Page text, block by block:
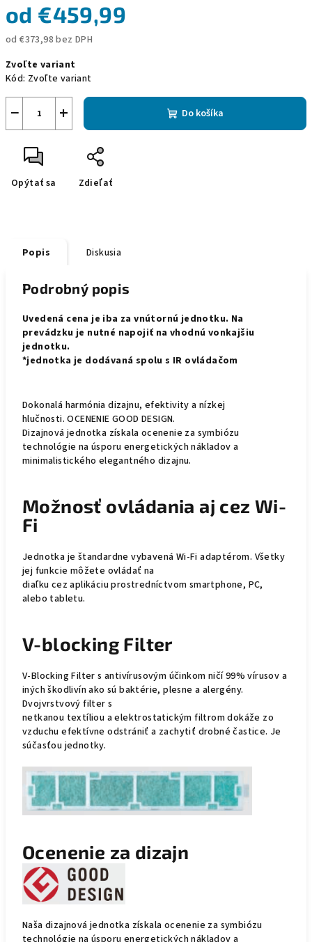
od €459,99
od€373,98 bez DPH
cena:
Zvoľte variant
Kód: Zvoľte variant
+
− Do košíka
Opýtať sa Zdieľať
Popis Diskusia
Podrobný popis
Uvedená cena je iba za vnútornú jednotku. Na
prevádzku je nutné napojiť na vhodnú vonkajšiu
jednotku.
*jednotka je dodávaná spolu s IR ovládačom
Dokonalá harmónia dizajnu, efektivity a nízkej
hlučnosti. OCENENIE GOOD DESIGN.
Dizajnová jednotka získala ocenenie za symbiózu
technológie na úsporu energetických nákladov a
minimalistického elegantného dizajnu.
Možnosť ovládania aj cez Wi-
Fi
Jednotka je štandardne vybavená Wi-Fi adaptérom. Všetky
jej funkcie môžete ovládať na
diaľku cez aplikáciu prostredníctvom smartphone, PC,
alebo tabletu.
V-blocking Filter
V-Blocking Filter s antivírusovým účinkom ničí 99% vírusov a
iných škodlivín ako sú baktérie, plesne a alergény.
Dvojvrstvový filter s
netkanou textíliou a elektrostatickým filtrom dokáže zo
vzduchu efektívne odstrániť a zachytiť drobné častice. Je
súčasťou jednotky.
Ocenenie za dizajn
Naša dizajnová jednotka získala ocenenie za symbiózu